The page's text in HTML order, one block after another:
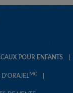
POUR ENFANTS
MC